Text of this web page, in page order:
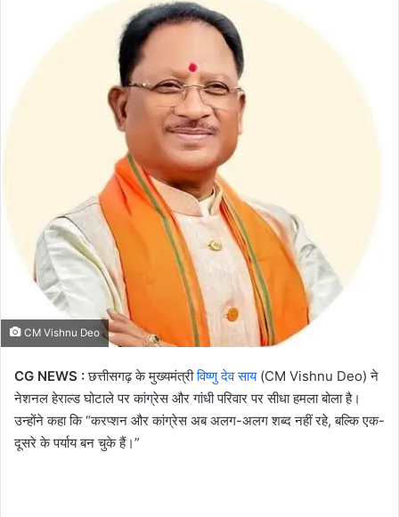
CM Vishnu Deo
CG NEWS :छत्तीसगढ़ के मुख्यमंत्रीविष्णु देव साय(CM Vishnu Deo) ने
नेशनल हेराल्ड घोटाले पर कांग्रेस और गांधी परिवार पर सीधा हमला बोला है।
उन्होंने कहा कि “करप्शन और कांग्रेस अब अलग-अलग शब्द नहीं रहे, बल्कि एक-
दूसरे के पर्याय बन चुके हैं।”